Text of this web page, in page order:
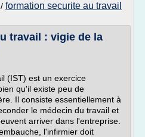
/ formation securite au travail
travail : vigie de la
(IST) est un exercice
qu'il existe peu de
Il consiste essentiellement à
le médecin du travail et
arriver dans l'entreprise.
l'infirmier doit